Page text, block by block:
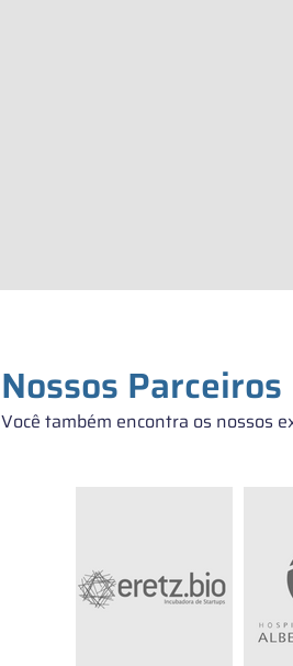
Nossos Parceiros
Você também encontra os nossos